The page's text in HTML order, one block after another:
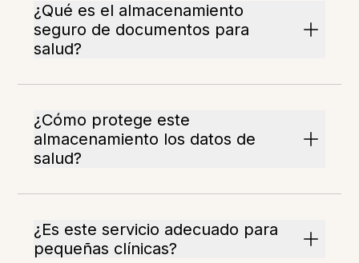
¿Qué es el almacenamiento
seguro de documentos para
salud?
¿Cómo protege este
almacenamiento los datos de
salud?
¿Es este servicio adecuado para
pequeñas clínicas?